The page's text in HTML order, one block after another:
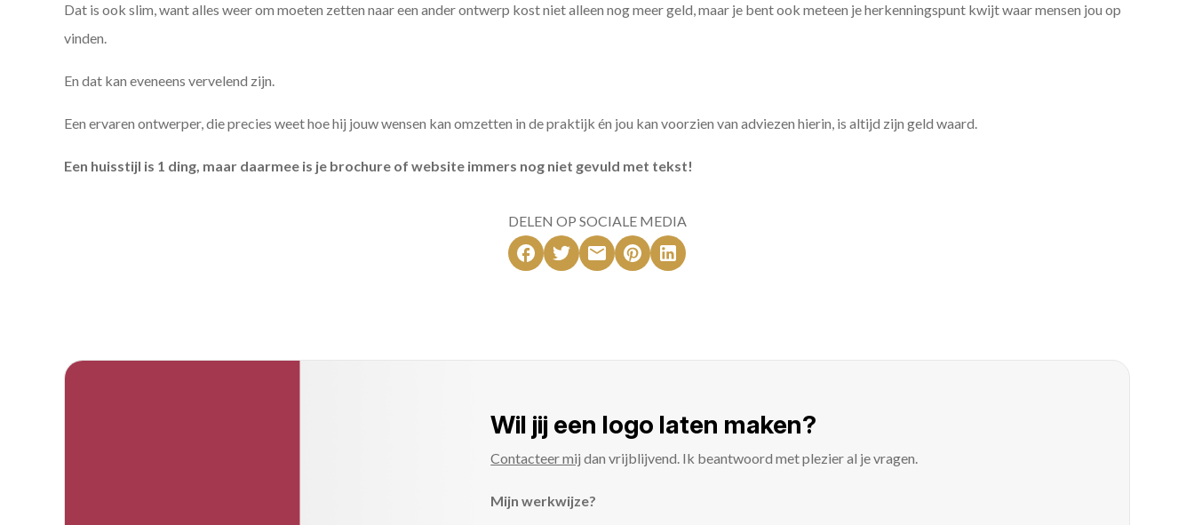
Dat is ook slim, want alles weer om moeten zetten naar een ander ontwerp kost niet alleen nog meer geld, maar je bent ook meteen je herkenningspunt kwijt waar mensen jou op
vinden.
En dat kan eveneens vervelend zijn.
Een ervaren ontwerper, die precies weet hoe hij jouw wensen kan omzetten in de praktijk én jou kan voorzien van adviezen hierin, is altijd zijn geld waard.
Een huisstijl is 1 ding, maar daarmee is je brochure of website immers nog niet gevuld met tekst!
DELEN OP SOCIALE MEDIA
Wil jij een logo laten maken?
Contacteer mij dan vrijblijvend. Ik beantwoord met plezier al je vragen.
Mijn werkwijze?